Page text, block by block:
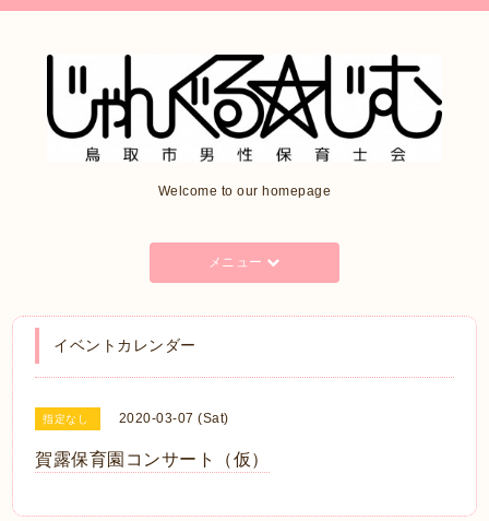
Welcome to our homepage
メニュー
イベントカレンダー
指定なし 2020-03-07 (Sat)
賀露保育園コンサート（仮）